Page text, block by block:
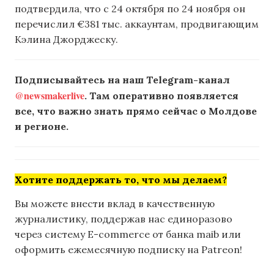
подтвердила, что с 24 октября по 24 ноября он
перечислил €381 тыс. аккаунтам, продвигающим
Кэлина Джорджеску.
Подписывайтесь на наш Telegram-канал
@newsmakerlive. Там оперативно появляется
все, что важно знать прямо сейчас о Молдове
и регионе.
Хотите поддержать то, что мы делаем?
Вы можете внести вклад в качественную
журналистику, поддержав нас единоразово
через систему E-commerce от банка maib или
оформить ежемесячную подписку на Patreon!